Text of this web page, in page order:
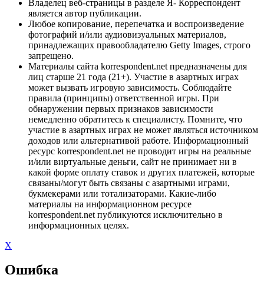
Владелец веб-страницы в разделе Я- Корреспондент
является автор публикации.
Любое копирование, перепечатка и воспроизведение
фотографий и/или аудиовизуальных материалов,
принадлежащих правообладателю Getty Images, строго
запрещено.
Материалы сайта korrespondent.net предназначены для
лиц старше 21 года (21+). Участие в азартных играх
может вызвать игровую зависимость. Соблюдайте
правила (принципы) ответственной игры. При
обнаружении первых признаков зависимости
немедленно обратитесь к специалисту. Помните, что
участие в азартных играх не может являться источником
доходов или альтернативой работе. Информационный
ресурс korrespondent.net не проводит игры на реальные
и/или виртуальные деньги, сайт не принимает ни в
какой форме оплату ставок и других платежей, которые
связаны/могут быть связаны с азартными играми,
букмекерами или тотализаторами. Какие-либо
материалы на информационном ресурсе
korrespondent.net публикуются исключительно в
информационных целях.
X
Ошибка